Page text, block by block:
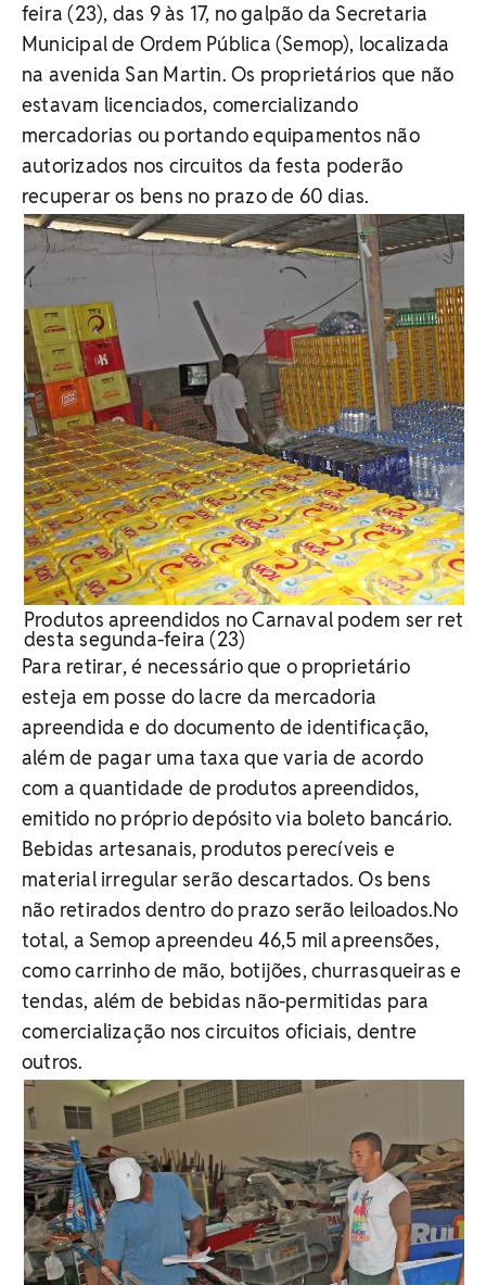
feira (23), das 9 às 17, no galpão da Secretaria
Municipal de Ordem Pública (Semop), localizada
na avenida San Martin. Os proprietários que não
estavam licenciados, comercializando
mercadorias ou portando equipamentos não
autorizados nos circuitos da festa poderão
recuperar os bens no prazo de 60 dias.
Produtos apreendidos no Carnaval podem ser
desta segunda-feira (23)
Para retirar, é necessário que o proprietário
esteja em posse do lacre da mercadoria
apreendida e do documento de identificação,
além de pagar uma taxa que varia de acordo
com a quantidade de produtos apreendidos,
emitido no próprio depósito via boleto bancário.
Bebidas artesanais, produtos perecíveis e
material irregular serão descartados. Os bens
não retirados dentro do prazo serão leiloados.No
total, a Semop apreendeu 46,5 mil apreensões,
como carrinho de mão, botijões, churrasqueiras e
tendas, além de bebidas não-permitidas para
comercialização nos circuitos oficiais, dentre
outros.